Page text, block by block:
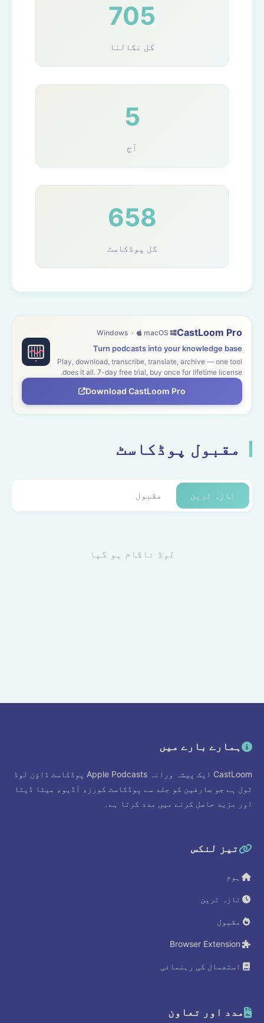
705
کل نکالنا
5
آج
658
کل پوڈکاسٹ
CastLoom Pro
macOS
Turn podcasts into your knowledge base
Play, download, transcribe, translate, archive — one tool
does it all. 7-day free trial, buy once for lifetime license.
Download CastLoom Pro
مقبول پوڈکاسٹ
تازہ ترین مقبول
لوڈ ناکام ہو گیا
ہمارے بارے میں
CastLoom ایک پیشہ ورانہ Apple Podcasts پوڈکاسٹ ڈاؤن لوڈ
ٹول ہے جو صارفین کو جلد سے پوڈکاسٹ کورز، آڈیو، میٹا ڈیٹا
اور مزید حاصل کرنے میں مدد کرتا ہے۔
تیز لنکس
ہوم
تازہ ترین
مقبول
Browser Extension
استعمال کی رہنمائی
مدد اور تعاون